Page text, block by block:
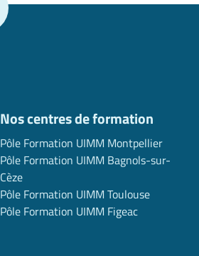
Nos centres de formation
Pôle Formation UIMM Montpellier
Pôle Formation UIMM Bagnols-sur-
Cèze
Pôle Formation UIMM Toulouse
Pôle Formation UIMM Figeac